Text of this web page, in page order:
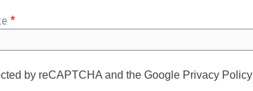
*
by reCAPTCHA and the Google Privacy Policy